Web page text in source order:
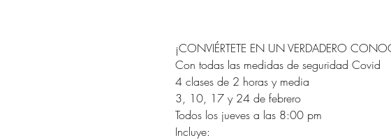
¡CONVIÉRTETE EN UN VERDADERO
Con todas las medidas de seguridad Covid
4 clases de 2 horas y media
3, 10, 17 y 24 de febrero
Todos los jueves a las 8:00 pm
Incluye: